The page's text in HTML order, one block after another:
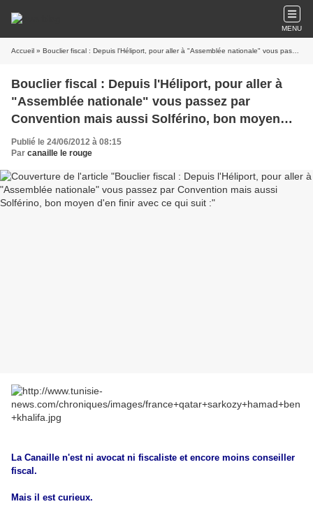
MENU
Accueil » Bouclier fiscal : Depuis l'Héliport, pour aller à "Assemblée nationale" vous passez par Convention mais aussi Solférino, bon moyen d'en finir avec ce qui suit :
Bouclier fiscal : Depuis l'Héliport, pour aller à
"Assemblée nationale" vous passez par
Convention mais aussi Solférino, bon moyen
d'en finir avec ce qui suit :
Publié le 24/06/2012 à 08:15
Par canaille le rouge
La Canaille n'est ni avocat ni fiscaliste et encore moins conseiller
fiscal.
Mais il est curieux.